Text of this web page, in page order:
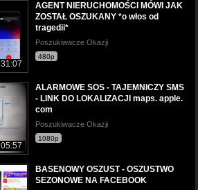
31:07
AGENT NIERUCHOMOŚCI MÓWI JAK
ZOSTAŁ OSZUKANY *o włos od
tragedii*
Poszukiwacze Okazji
480p
05:57
ALARMOWE SOS - TAJEMNICZY SMS
- LINK DO LOKALIZACJI maps. apple.
com
Poszukiwacze Okazji
1080p
BASENOWY OSZUST - OSZUSTWO
SEZONOWE NA FACEBOOK